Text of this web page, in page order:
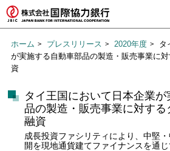
ホーム プレスリリース 2020年度
タ
が実施する自動車部品の製造・販売事業に
資
タイ王国において日本企業
品の製造・販売事業に対する
融資
成長投資ファシリティにより、中堅
開を現地通貨建てファイナンスを通